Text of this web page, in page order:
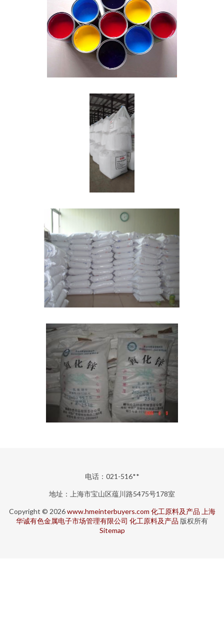
电话：021-516**
地址：上海市宝山区蕴川路5475号178室
Copyright © 2026www.hmeinterbuyers.com 化工原料及产品 上海
华诚有色金属电子市场管理有限公司 化工原料及产品 版权所有
Sitemap